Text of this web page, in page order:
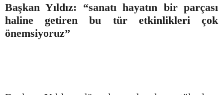
Başkan Yıldız: “sanatı hayatın bir parçası
haline getiren bu tür etkinlikleri çok
önemsiyoruz”